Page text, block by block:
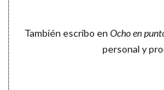
También escribo en Ocho en
personal y